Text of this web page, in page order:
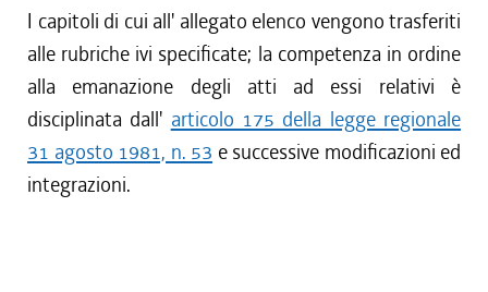
I capitoli di cui all' allegato elenco vengono trasferiti
alle rubriche ivi specificate; la competenza in ordine
alla emanazione degli atti ad essi relativi è
disciplinata dall' articolo 175 della legge regionale
31 agosto 1981, n. 53 e successive modificazioni ed
integrazioni.